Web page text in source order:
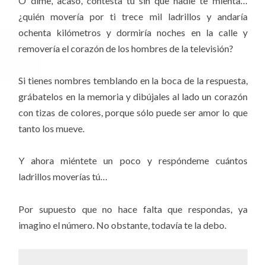
¿quién movería por ti trece mil ladrillos y andaría
ochenta kilómetros y dormiría noches en la calle y
removería el corazón de los hombres de la televisión?
Si tienes nombres temblando en la boca de la respuesta,
grábatelos en la memoria y dibújales al lado un corazón
con tizas de colores, porque sólo puede ser amor lo que
tanto los mueve.
Y ahora miéntete un poco y respóndeme cuántos
ladrillos moverías tú…
Por supuesto que no hace falta que respondas, ya
imagino el número. No obstante, todavía te la debo.